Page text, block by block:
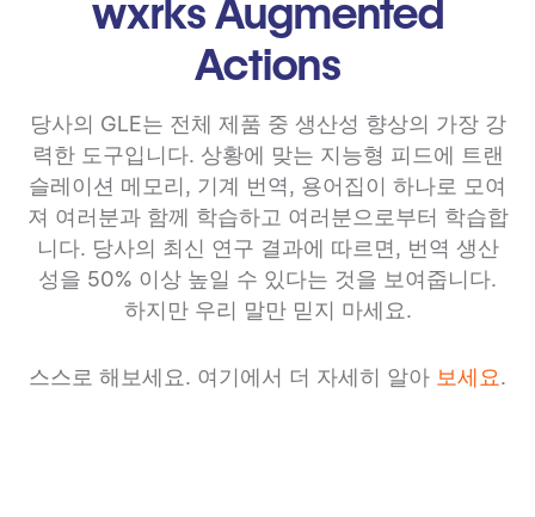
wxrks Augmented
Actions
당사의 GLE는 전체 제품 중 생산성 향상의 가장 강
력한 도구입니다. 상황에 맞는 지능형 피드에 트랜
슬레이션 메모리, 기계 번역, 용어집이 하나로 모여
져 여러분과 함께 학습하고 여러분으로부터 학습합
니다. 당사의 최신 연구 결과에 따르면, 번역 생산
성을 50% 이상 높일 수 있다는 것을 보여줍니다.
하지만 우리 말만 믿지 마세요.
스스로 해보세요. 여기에서 더 자세히 알아 보세요.